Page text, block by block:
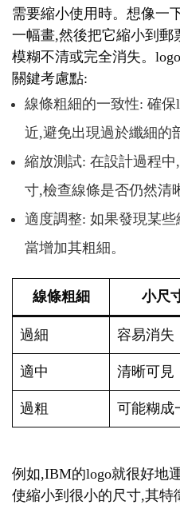
需要縮小使用時。想像一
一幅畫,然後把它縮小到
模糊不清或完全消失。
關鍵考慮點:
線條粗細的一致性: 確
近,避免出現過於纖細的
縮放測試: 在設計過程
寸,檢查線條是否仍然清
適度調整: 如果發現某
當增加其粗細。
線條粗細 小尺
過細 容易消失
適中 清晰可見
過粗 可能糊成
例如,IBM的logo就很好地
使縮小到很小的尺寸,其特